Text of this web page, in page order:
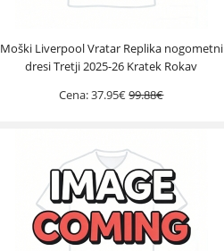
Moški Liverpool Vratar Replika nogometni
dresi Tretji 2025-26 Kratek Rokav
Cena:37.95€99.88€